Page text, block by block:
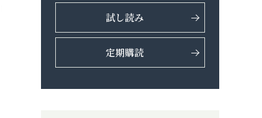
試し読み
定期購読